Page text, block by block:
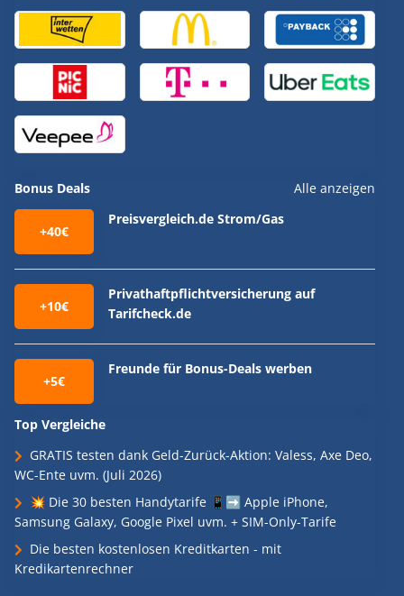
Bonus Deals Alle anzeigen
+40€
Preisvergleich.de Strom/Gas
+10€
Privathaftpflichtversicherung auf
Tarifcheck.de
+5€
Freunde für Bonus-Deals werben
Top Vergleiche
GRATIS testen dank Geld-Zurück-Aktion: Valess, Axe Deo,
WC-Ente uvm. (Juli 2026)
💥 Die 30 besten Handytarife 📱➡️ Apple iPhone,
Samsung Galaxy, Google Pixel uvm. + SIM-Only-Tarife
Die besten kostenlosen Kreditkarten - mit
Kredikartenrechner